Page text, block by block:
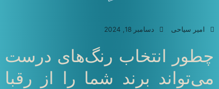
امیر سیاحی دسامبر 18, 2024
چطور انتخاب رنگ‌های درست
می‌تواند برند شما را از رقبا